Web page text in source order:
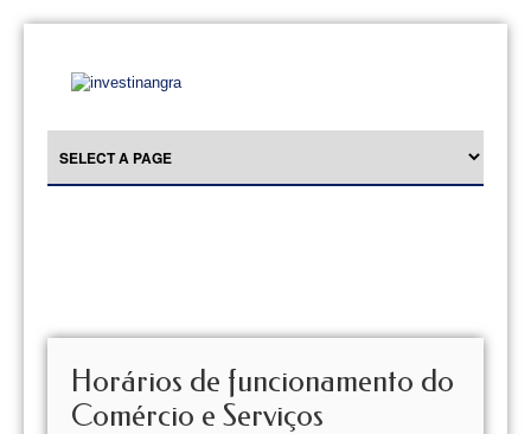
Horários de funcionamento do
Comércio e Serviços